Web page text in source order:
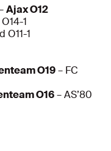
Ajax O12
1
O11-1
O19– FC
O16– AS’80